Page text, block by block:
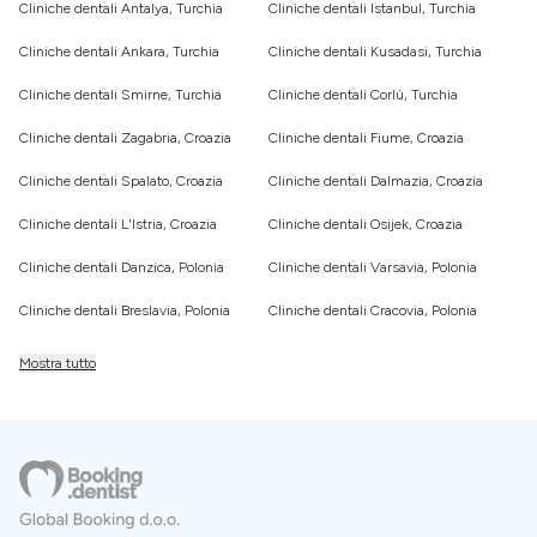
Cliniche dentali Antalya, Turchia Cliniche dentali Istanbul, Turchia
Cliniche dentali Ankara, Turchia Cliniche dentali Kusadasi, Turchia
Cliniche dentali Smirne, Turchia Cliniche dentali Corlù, Turchia
Cliniche dentali Zagabria, Croazia Cliniche dentali Fiume, Croazia
Cliniche dentali Spalato, Croazia Cliniche dentali Dalmazia, Croazia
Cliniche dentali L'Istria, Croazia Cliniche dentali Osijek, Croazia
Cliniche dentali Danzica, Polonia Cliniche dentali Varsavia, Polonia
Cliniche dentali Breslavia, Polonia Cliniche dentali Cracovia, Polonia
Mostra tutto